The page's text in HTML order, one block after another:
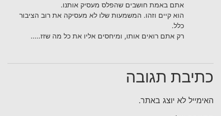
אתם באמת חושבים שהפלס מעסיק אותנו.
הוא קיים וזהו. המשמעות שלו לא מעסיקה את רוב הציבור
כלל.
רק אתם רואים אותו, ומיחסים אליו את כל מה שזז…..
כתיבת תגובה
האימייל לא יוצג באתר.